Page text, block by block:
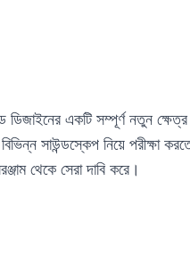
একটি সম্পূর্ণ নতুন
সাউন্ডস্কেপ নিয়ে পরীক্ষা
থেকে সেরা দাবি করে।